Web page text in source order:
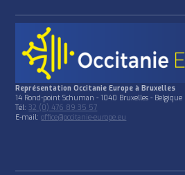
Représentation Occitanie Europe à Bruxelles
14 Rond-point Schuman - 1040 Bruxelles - Belgique
Tél:32 (0) 476 89 35 57
E-mail:office@occitanie-europe.eu